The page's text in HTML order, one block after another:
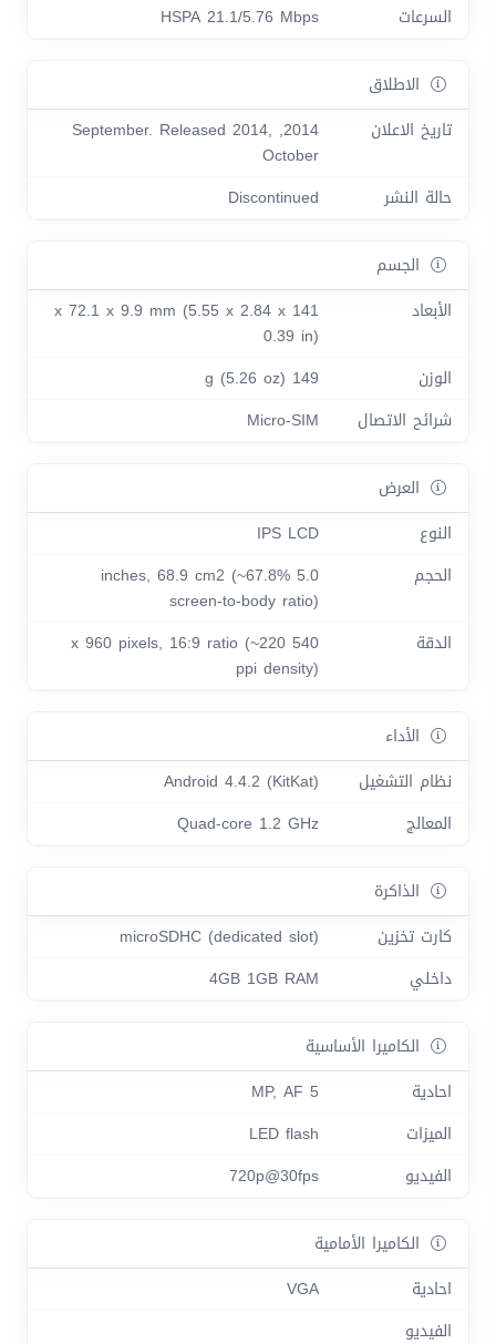
السرعات
HSPA 21.1/5.76 Mbps
الاطلاق
تاريخ الاعلان
2014, September. Released 2014,
October
حالة النشر
Discontinued
الجسم
الأبعاد
141 x 72.1 x 9.9 mm (5.55 x 2.84 x
0.39 in)
الوزن
149 g (5.26 oz)
شرائح الاتصال
Micro-SIM
العرض
النوع
IPS LCD
الحجم
5.0 inches, 68.9 cm2 (~67.8%
screen-to-body ratio)
الدقة
540 x 960 pixels, 16:9 ratio (~220
ppi density)
الأداء
نظام التشغيل
Android 4.4.2 (KitKat)
المعالج
Quad-core 1.2 GHz
الذاكرة
كارت تخزين
microSDHC (dedicated slot)
داخلي
4GB 1GB RAM
الكاميرا الأساسية
احادية
5 MP, AF
الميزات
LED flash
الفيديو
720p@30fps
الكاميرا الأمامية
احادية
VGA
الفيديو